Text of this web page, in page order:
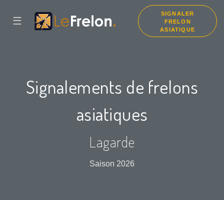
☰
SIGNALER
FRELON
ASIATIQUE
Signalements de frelons
asiatiques
Lagarde
Saison 2026